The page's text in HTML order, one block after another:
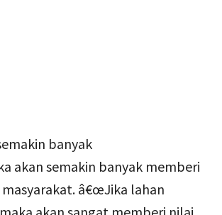
banyak
akan semakin banyak memberi
â€œJika lahan